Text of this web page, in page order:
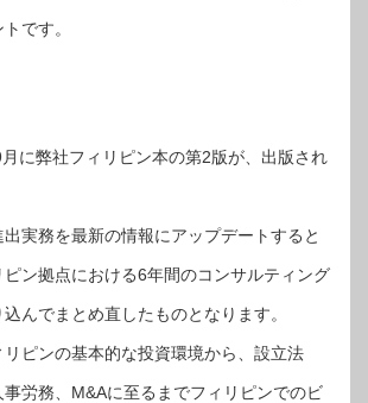
です。
に弊社フィリピン本の第2版が、出版され
実務を最新の情報にアップデートすると
ン拠点における6年間のコンサルティング
んでまとめ直したものとなります。
ピンの基本的な投資環境から、設立法
労務、M&Aに至るまでフィリピンでのビ